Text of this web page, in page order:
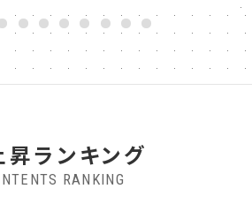
3 4 5 6 7 8 9 10
昇ランキング
RANKING